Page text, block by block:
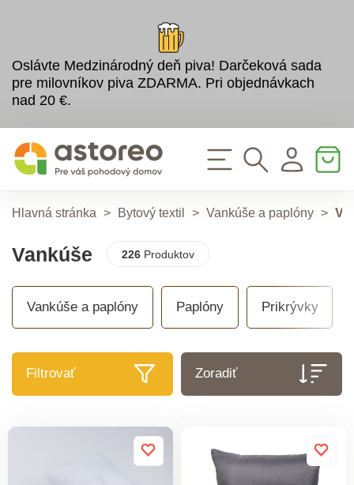
Oslávte Medzinárodný deň piva! Darčeková sada
pre milovníkov piva ZDARMA. Pri objednávkach
nad 20 €.
Hlavná stránka > Bytový textil > Vankúše a paplóny >
Vankúše 226Produktov
Vankúše a paplóny Paplóny Prikrývky
Filtrovať Zoradiť